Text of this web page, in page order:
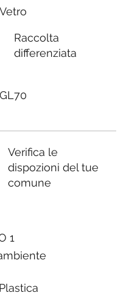
Vetro
Raccolta
differenziata
GL70
Verifica le
dispozioni del tue
comune
1
Plastica